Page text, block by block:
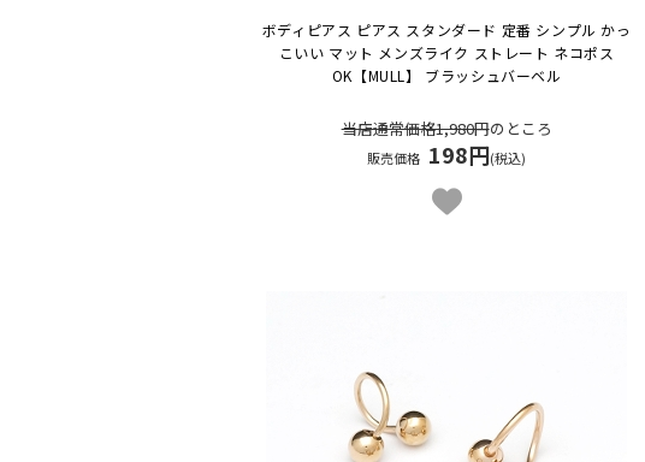
ボディピアス ピアス スタンダード 定番 シンプル かっ
こいい マット メンズライク ストレート ネコポス
OK 【MULL】 ブラッシュバーベル
当店通常価格1,980円のところ
販売価格 198円(税込)